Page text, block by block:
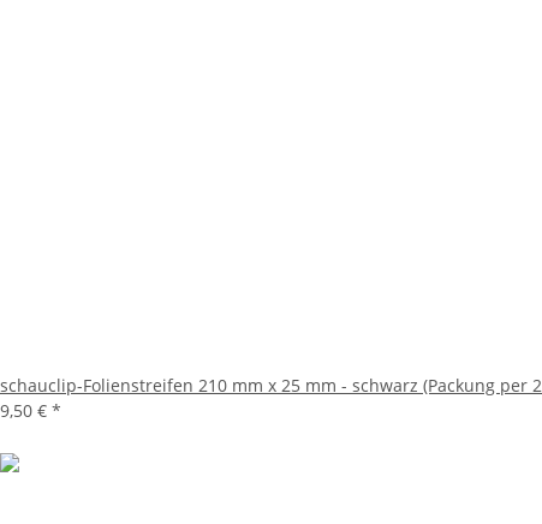
schauclip-Folienstreifen 210 mm x 25 mm - schwarz (Packung per
9,50 € *